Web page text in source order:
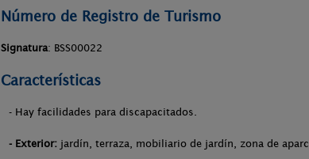
Número de Registro de Turismo
Signatura: BSS00022
Características
- Hay facilidades para discapacitados.
- Exterior: jardín, terraza, mobiliario de jardín, zona de